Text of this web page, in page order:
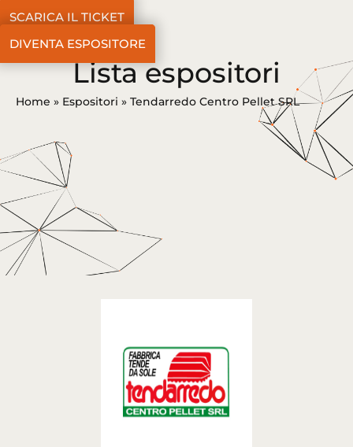
SCARICA IL TICKET
DIVENTA ESPOSITORE
Lista espositori
Home » Espositori » Tendarredo Centro Pellet SRL